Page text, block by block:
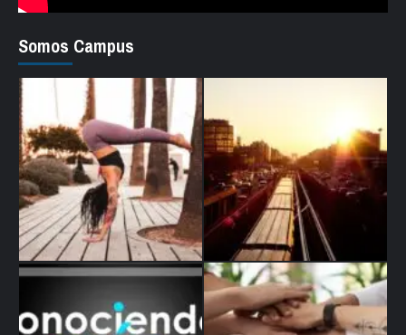
Somos Campus